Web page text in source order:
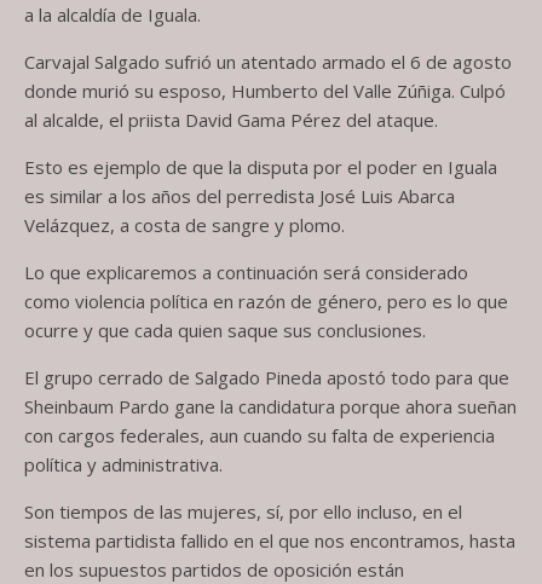
a la alcaldía de Iguala.
Carvajal Salgado sufrió un atentado armado el 6 de agosto
donde murió su esposo, Humberto del Valle Zúñiga. Culpó
al alcalde, el priista David Gama Pérez del ataque.
Esto es ejemplo de que la disputa por el poder en Iguala
es similar a los años del perredista José Luis Abarca
Velázquez, a costa de sangre y plomo.
Lo que explicaremos a continuación será considerado
como violencia política en razón de género, pero es lo que
ocurre y que cada quien saque sus conclusiones.
El grupo cerrado de Salgado Pineda apostó todo para que
Sheinbaum Pardo gane la candidatura porque ahora sueñan
con cargos federales, aun cuando su falta de experiencia
política y administrativa.
Son tiempos de las mujeres, sí, por ello incluso, en el
sistema partidista fallido en el que nos encontramos, hasta
en los supuestos partidos de oposición están